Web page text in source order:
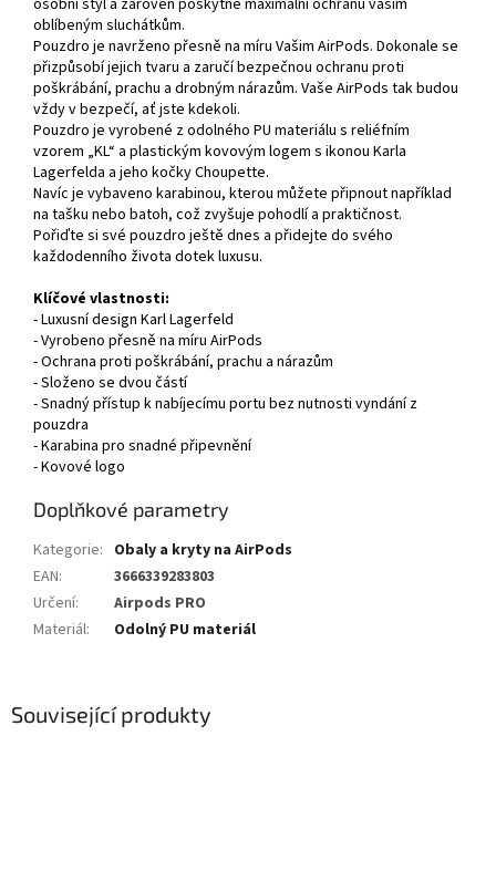
Související produkty
osobní styl a zároveň poskytne maximální ochranu vašim
oblíbeným sluchátkům.
Pouzdro je navrženo přesně na míru Vašim AirPods. Dokonale se
přizpůsobí jejich tvaru a zaručí bezpečnou ochranu proti
poškrábání, prachu a drobným nárazům. Vaše AirPods tak budou
vždy v bezpečí, ať jste kdekoli.
Pouzdro je vyrobené z odolného PU materiálu s reliéfním
vzorem „KL“ a plastickým kovovým logem s ikonou Karla
Lagerfelda a jeho kočky Choupette.
Navíc je vybaveno karabinou, kterou můžete připnout například
na tašku nebo batoh, což zvyšuje pohodlí a praktičnost.
Pořiďte si své pouzdro ještě dnes a přidejte do svého
každodenního života dotek luxusu.
Klíčové vlastnosti:
- Luxusní design Karl Lagerfeld
- Vyrobeno přesně na míru AirPods
- Ochrana proti poškrábání, prachu a nárazům
- Složeno se dvou částí
- Snadný přístup k nabíjecímu portu bez nutnosti vyndání z
pouzdra
- Karabina pro snadné připevnění
- Kovové logo
Doplňkové parametry
Kategorie: Obaly a kryty na AirPods
EAN:
3666339283803
Určení:
Airpods PRO
Materiál: Odolný PU materiál